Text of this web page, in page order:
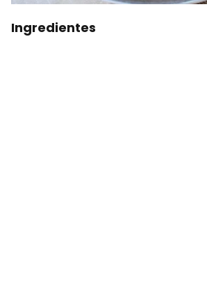
Ingredientes